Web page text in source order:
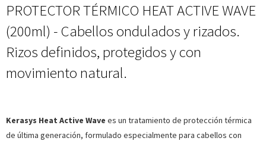
PROTECTOR TÉRMICO HEAT ACTIVE WAVE
(200ml) - Cabellos ondulados y rizados.
Rizos definidos, protegidos y con
movimiento natural.
Kerasys Heat Active Wave es un tratamiento de protección térmica
de última generación, formulado especialmente para cabellos con